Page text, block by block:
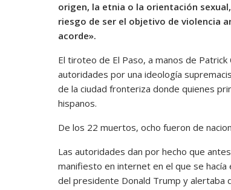
origen, la etnia o la orientación
riesgo de ser el objetivo de violencia
acorde».
El tiroteo de El Paso, a manos de
autoridades por una ideología
de la ciudad fronteriza donde quienes
hispanos.
De los 22 muertos, ocho fueron de
Las autoridades dan por hecho que
manifiesto en internet en el que se hacía
del presidente Donald Trump y alertaba